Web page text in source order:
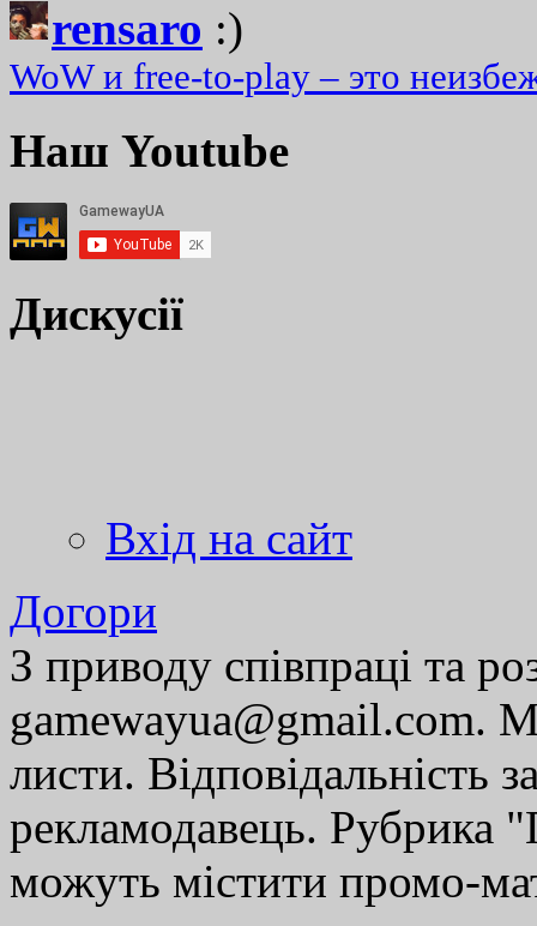
rensaro :)
WoW и free-to-play – это
Наш Youtube
Дискусії
Вхід на сайт
Догори
З приводу співпраці та
gamewayua@gmail.com.
листи. Відповідальність
рекламодавець. Рубрика
можуть містити промо-